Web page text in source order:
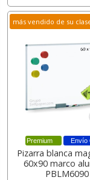
más vendido de su
Envío
Premium
Pizarra blanca
60x90 marco
PBLM6090